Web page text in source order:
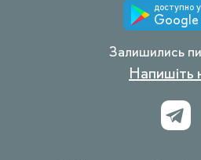
доступно у
Google
Залишились
Напишіть